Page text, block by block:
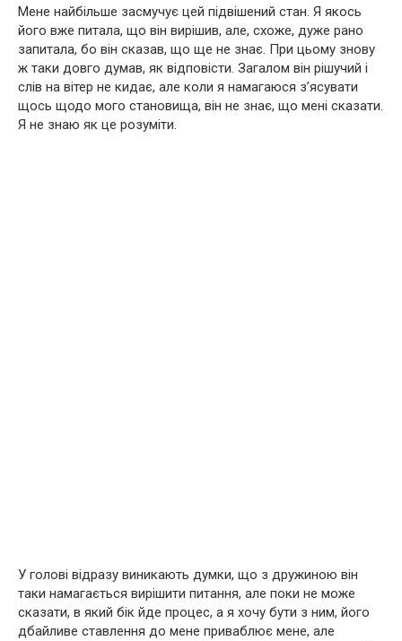
Мене найбільше засмучує цей підвішений стан. Я якось
його вже питала, що він вирішив, але, схоже, дуже рано
запитала, бо він сказав, що ще не знає. При цьому знову
ж таки довго думав, як відповісти. Загалом він рішучий і
слів на вітер не кидає, але коли я намагаюся з’ясувати
щось щодо мого становища, він не знає, що мені сказати.
Я не знаю як це розуміти.
У голові відразу виникають думки, що з дружиною він
таки намагається вирішити питання, але поки не може
сказати, в який бік йде процес, а я хочу бути з ним, його
дбайливе ставлення до мене приваблює мене, але